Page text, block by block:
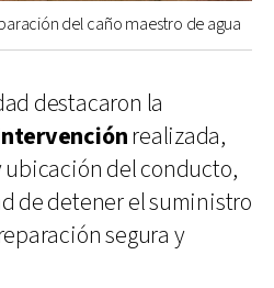
del caño maestro de agua
destacaron la
realizada,
del conducto,
de detener el suministro
segura y